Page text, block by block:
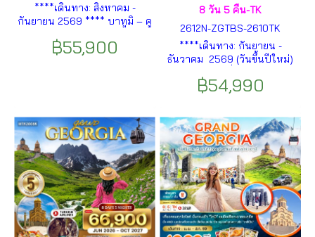
****เดินทาง: สิงหาคม -
กันยายน 2569 **** บาทูมิ – คู
กอรี - เมืองถ้ำอัพลิสต์ชิเคห์ –
฿55,900
8 วัน 5 คืน-TK
2612N-ZGTBS-2610TK
****เดินทาง: กันยายน -
ธันวาคม 2569 (วันขึ้นปีใหม่)
– อารามบอดบี – กำแพงเมือง
– อนุสาวรีย์ประวัติศาสตร์
จอร์เจีย – โบสถ์ตรีนิตี้ – สะพาน
แห่งสันติภาพ ฯลฯ
฿54,990